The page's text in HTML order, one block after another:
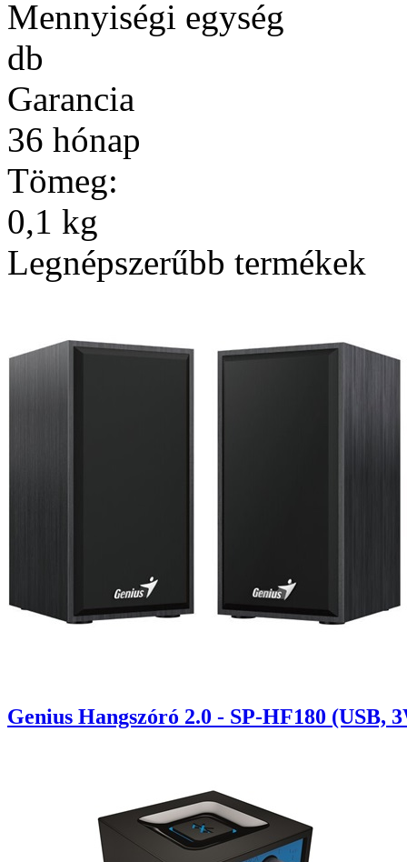
Mennyiségi egység
db
Garancia
36 hónap
Tömeg:
0,1 kg
Legnépszerűbb termékek
Genius Hangszóró 2.0 - SP-HF180 (USB,